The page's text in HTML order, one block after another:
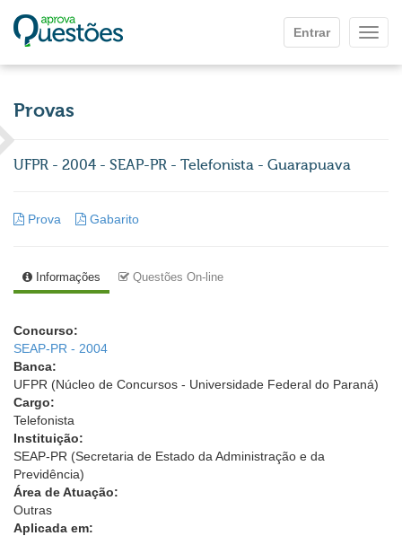
Entrar
Provas
UFPR - 2004 - SEAP-PR - Telefonista - Guarapuava
Prova Gabarito
Informações Questões On-line
Concurso:
SEAP-PR - 2004
Banca:
UFPR (Núcleo de Concursos - Universidade Federal do Paraná)
Cargo:
Telefonista
Instituição:
SEAP-PR (Secretaria de Estado da Administração e da
Previdência)
Área de Atuação:
Outras
Aplicada em: